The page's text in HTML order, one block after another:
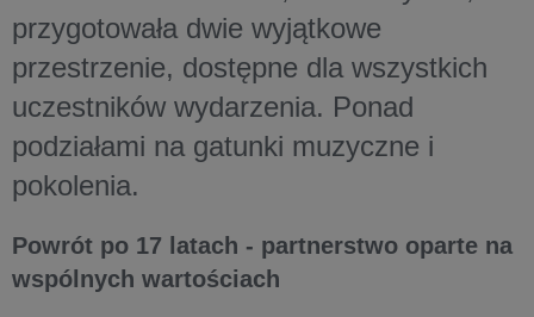
przygotowała dwie wyjątkowe
przestrzenie, dostępne dla wszystkich
uczestników wydarzenia. Ponad
podziałami na gatunki muzyczne i
pokolenia.
Powrót po 17 latach - partnerstwo oparte na
wspólnych wartościach